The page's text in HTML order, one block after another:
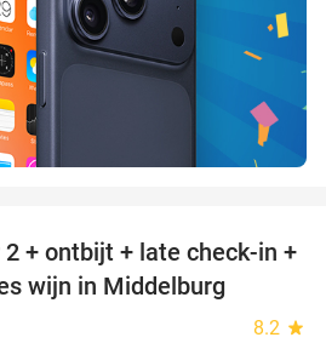
52%
+ ontbijt + late check-in +
wijn in Middelburg
8.2 star